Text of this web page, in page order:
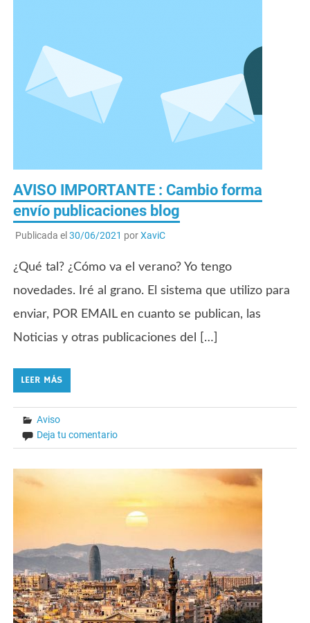
AVISO IMPORTANTE : Cambio forma
envío publicaciones blog
Publicada el 30/06/2021 porXaviC
¿Qué tal? ¿Cómo va el verano? Yo tengo
novedades. Iré al grano. El sistema que utilizo para
enviar, POR EMAIL en cuanto se publican, las
Noticias y otras publicaciones del […]
LEER MÁS
Aviso
Deja tu comentario